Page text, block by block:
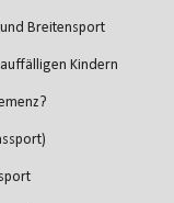
Breitensport
Kindern